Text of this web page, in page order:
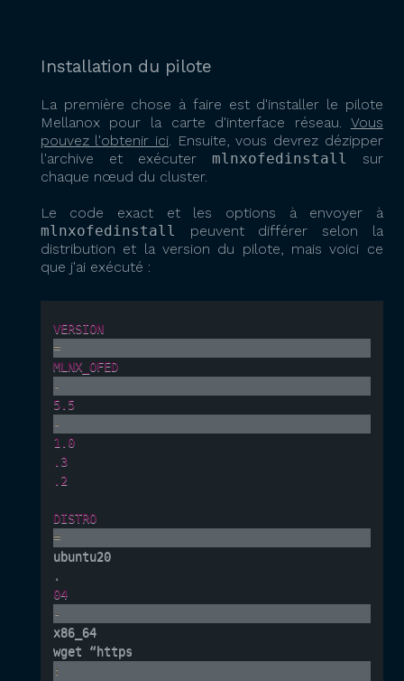
Installation du pilote
La première chose à faire est d'installer le pilote
Mellanox pour la carte d'interface réseau. Vous
pouvez l'obtenir ici. Ensuite, vous devrez dézipper
l'archive et exécuter mlnxofedinstall sur
chaque nœud du cluster.
Le code exact et les options à envoyer à
mlnxofedinstall peuvent différer selon la
distribution et la version du pilote, mais voici ce
que j'ai exécuté :
VERSION
=
MLNX_OFED
-
5.5
-
1.0
.3
.2
DISTRO
=
ubuntu20
.
04
-
x86_64
wget “https
: